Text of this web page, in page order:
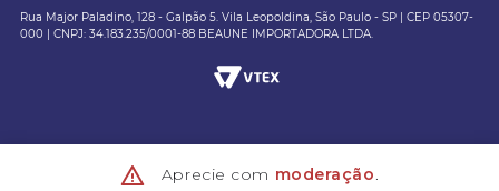
Rua Major Paladino, 128 - Galpão 5. Vila Leopoldina, São Paulo - SP | CEP 05307-
000 | CNPJ: 34.183.235/0001-88 BEAUNE IMPORTADORA LTDA.
Aprecie com moderação.